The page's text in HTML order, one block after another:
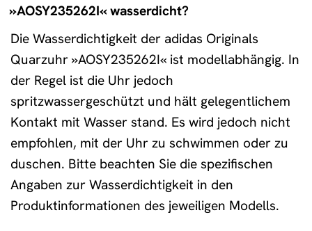
»AOSY235262I« wasserdicht?
Die Wasserdichtigkeit der adidas Originals
Quarzuhr »AOSY235262I« ist modellabhängig. In
der Regel ist die Uhr jedoch
spritzwassergeschützt und hält gelegentlichem
Kontakt mit Wasser stand. Es wird jedoch nicht
empfohlen, mit der Uhr zu schwimmen oder zu
duschen. Bitte beachten Sie die spezifischen
Angaben zur Wasserdichtigkeit in den
Produktinformationen des jeweiligen Modells.